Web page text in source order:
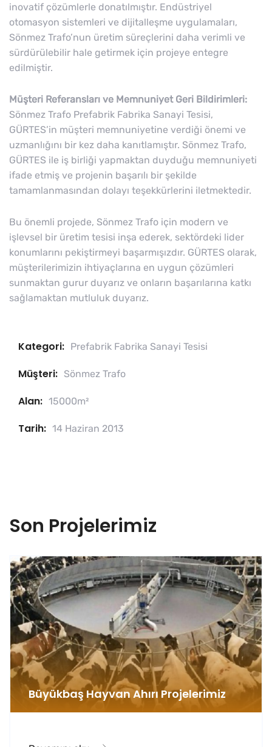
inovatif çözümlerle donatılmıştır. Endüstriyel
otomasyon sistemleri ve dijitalleşme uygulamaları,
Sönmez Trafo’nun üretim süreçlerini daha verimli ve
sürdürülebilir hale getirmek için projeye entegre
edilmiştir.
Müşteri Referansları ve Memnuniyet Geri Bildirimleri:
Sönmez Trafo Prefabrik Fabrika Sanayi Tesisi,
GÜRTES’in müşteri memnuniyetine verdiği önemi ve
uzmanlığını bir kez daha kanıtlamıştır. Sönmez Trafo,
GÜRTES ile iş birliği yapmaktan duyduğu memnuniyeti
ifade etmiş ve projenin başarılı bir şekilde
tamamlanmasından dolayı teşekkürlerini iletmektedir.
Bu önemli projede, Sönmez Trafo için modern ve
işlevsel bir üretim tesisi inşa ederek, sektördeki lider
konumlarını pekiştirmeyi başarmışızdır. GÜRTES olarak,
müşterilerimizin ihtiyaçlarına en uygun çözümleri
sunmaktan gurur duyarız ve onların başarılarına katkı
sağlamaktan mutluluk duyarız.
Kategori: Prefabrik Fabrika Sanayi Tesisi
Müşteri: Sönmez Trafo
Alan: 15000m²
Tarih: 14 Haziran 2013
Son Projelerimiz
Büyükbaş Hayvan Ahırı Projelerimiz